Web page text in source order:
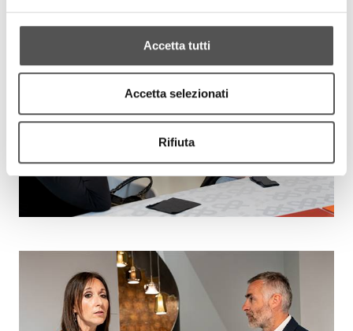
Accetta tutti
Accetta selezionati
Rifiuta